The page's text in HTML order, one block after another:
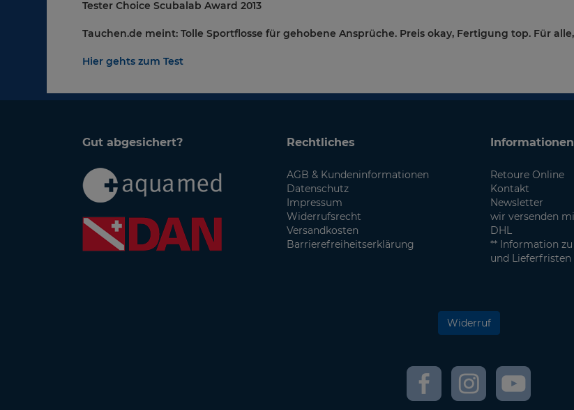
Tester Choice Scubalab Award 2013
Tauchen.de meint: Tolle Sportflosse für gehobene Ansprüche. Preis okay, Fertigung top. Für
Hier gehts zum Test
Gut abgesichert? Rechtliches
AGB & Kundeninformationen
Datenschutz
Impressum
Widerrufsrecht
Versandkosten
Barrierefreiheitserklärung
Informationen
Retoure Online
Kontakt
Newsletter
wir versenden
DHL
** Information
und Lieferfristen
Widerruf